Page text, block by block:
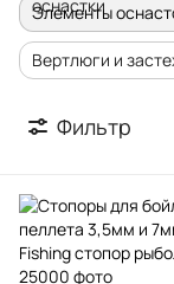
Элементы
Вертлюги и
Фильтр